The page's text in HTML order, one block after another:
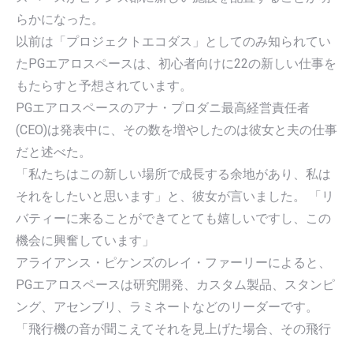
らかになった。
以前は「プロジェクトエコダス」としてのみ知られてい
たPGエアロスペースは、初心者向けに22の新しい仕事を
もたらすと予想されています。
PGエアロスペースのアナ・プロダニ最高経営責任者
(CEO)は発表中に、その数を増やしたのは彼女と夫の仕事
だと述べた。
「私たちはこの新しい場所で成長する余地があり、私は
それをしたいと思います」と、彼女が言いました。 「リ
バティーに来ることができてとても嬉しいですし、この
機会に興奮しています」
アライアンス・ピケンズのレイ・ファーリーによると、
PGエアロスペースは研究開発、カスタム製品、スタンピ
ング、アセンブリ、ラミネートなどのリーダーです。
「飛行機の音が聞こえてそれを見上げた場合、その飛行